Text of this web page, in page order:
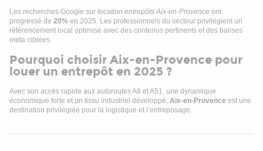
Les recherches Google sur location entrepôts Aix-en-Provence ont
progressé de 20% en 2025. Les professionnels du secteur privilégient un
référencement local optimisé avec des contenus pertinents et des balises
meta ciblées.
Pourquoi choisir Aix-en-Provence pour
louer un entrepôt en 2025 ?
Avec son accès rapide aux autoroutes A8 et A51, une dynamique
économique forte et un tissu industriel développé, Aix-en-Provence est une
destination privilégiée pour la logistique et l’entreposage.